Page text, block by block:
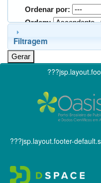
Ordenar por:
Ordem:
Filtragem
???jsp.layout.footer-